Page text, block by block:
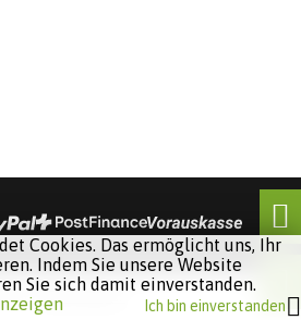
Cookies. Das ermöglicht uns, Ihr
Indem Sie unsere Website
Sie sich damit einverstanden.
Ich bin einverstanden